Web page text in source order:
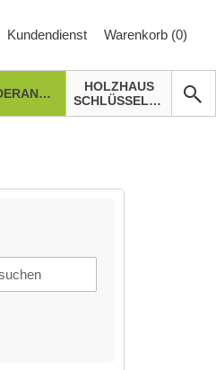
Kundendienst Warenkorb (0)
SONDERANGEBOTE
HOLZHAUS
SCHLÜSSELFERTIG